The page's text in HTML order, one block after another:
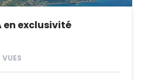
en exclusivité